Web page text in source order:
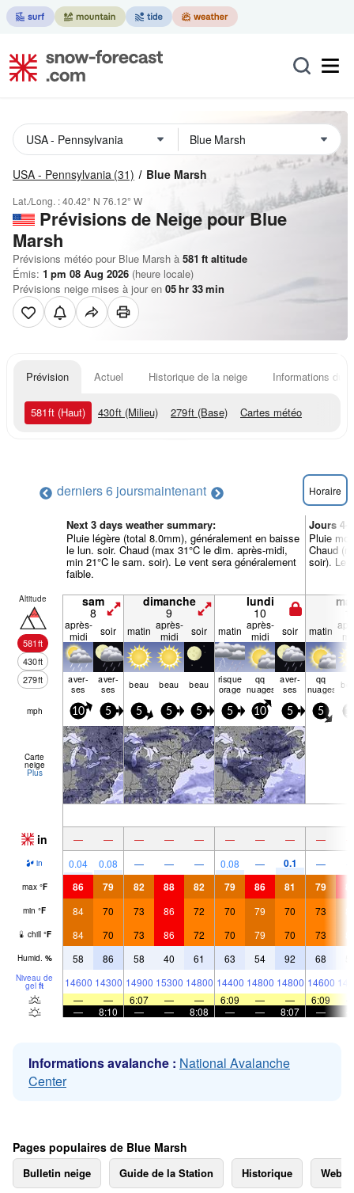
USA - Pennsylvania (31) Blue Marsh
Lat./Long. :40.42° N 76.12° W
Prévisions de Neige pour Blue
Marsh
Prévisions météo pour Blue Marsh à 581 ft altitude
Émis: 1 pm 08 Aug 2026 (heure locale)
Prévisions neige mises à jour en 05hr 33min
Prévision Actuel Historique de la neige Informations du
581ft (Haut) 430ft (Milieu) 279ft (Base) Cartes météo
derniers 6 joursmaintenant Horaire
Next 3 days weather summary:
Pluie légère (total 8.0mm), généralement en baisse
le lun. soir. Chaud (max 31°C le dim. après-midi,
min 21°C le sam. soir). Le vent sera généralement
faible.
Jours 4-
Pluie
Chaud
soir). Le
Altitude
581ft
430ft
279ft
sam
8
dimanche
9
lundi
10
après-
midi
soir matin après-
midi
soir matin après-
midi
soir matin
aver­
ses
aver­
ses beau beau beau risque
orage
qq
nuages
aver­
ses
qq
nuages
mph 10 5 5 5 5 5 10 5 5
Carte
neige
Plus
in — — — — — — — — —
in 0.04 0.08 — — — 0.08 — 0.1 —
max °F 86 79 82 88 82 79 86 81 79
min °F 84 70 73 86 72 70 79 70 73
chill °F 84 70 73 86 72 70 79 70 73
Humid. % 58 86 58 40 61 63 54 92 68
Niveau de
gel ft 14600 14300 14900 15300 14800 14400 14800 14800 14600
—
— 6:07 — — 6:09 — — 6:09
—
8:10 — — 8:08 — — 8:07 —
Informations avalanche : National Avalanche
Center
Pages populaires de Blue Marsh
Bulletin neige Guide de la Station Historique